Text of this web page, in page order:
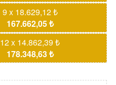
9 x 18.629,12 ₺
167.662,05 ₺
12 x 14.862,39 ₺
178.348,63 ₺